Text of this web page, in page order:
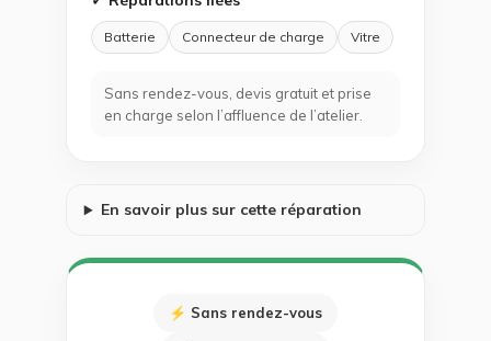
Batterie Connecteur de charge Vitre
Sans rendez-vous, devis gratuit et prise
en charge selon l’affluence de l’atelier.
En savoir plus sur cette réparation
⚡ Sans rendez-vous